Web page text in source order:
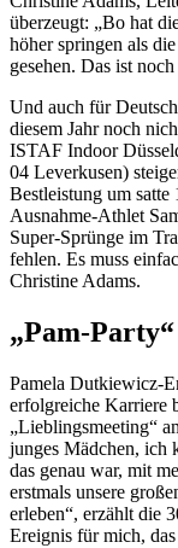
überzeugt: „Bo hat
höher springen als
gesehen. Das ist
Und auch für
diesem Jahr noch
ISTAF Indoor
04 Leverkusen)
Bestleistung um
Ausnahme-Athlet
Super-Sprünge im
fehlen. Es muss
Christine Adams.
„Pam-
Pamela Dutkiewicz-
erfolgreiche Karriere
„Lieblingsmeeting“
junges Mädchen, ich
das genau war, mit
erstmals unsere
erleben“, erzählt die
Ereignis für mich,